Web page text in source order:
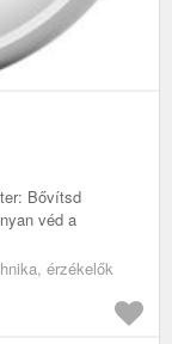
Bővítsd
véd a
érzékelők